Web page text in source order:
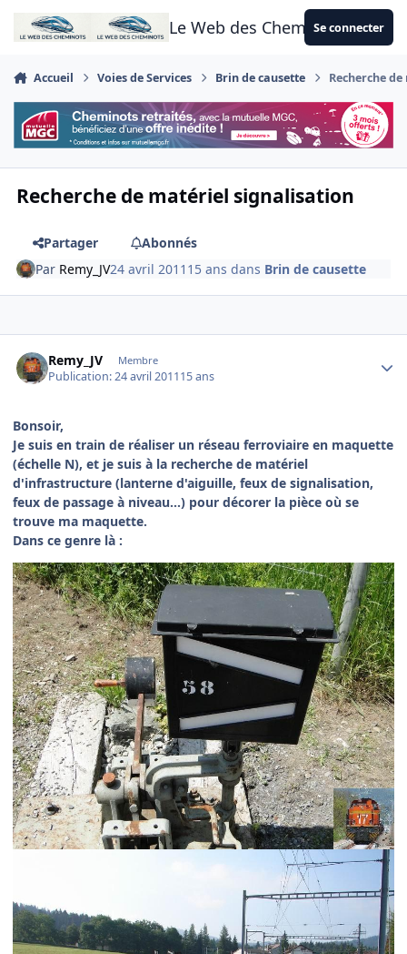
Aller au contenu
Le Web des CheminotsSe connecter
Accueil Voies de Services Brin de causette Recherche
Recherche de matériel signalisation
Partager
Abonnés
Par Remy_JV24 avril 2011 15 ans dans Brin de causette
Remy_JV Membre
Publication:24 avril 201115 ans
Bonsoir,
Je suis en train de réaliser un réseau ferroviaire en maquette
(échelle N), et je suis à la recherche de matériel
d'infrastructure (lanterne d'aiguille, feux de signalisation,
feux de passage à niveau...) pour décorer la pièce où se
trouve ma maquette.
Dans ce genre là :